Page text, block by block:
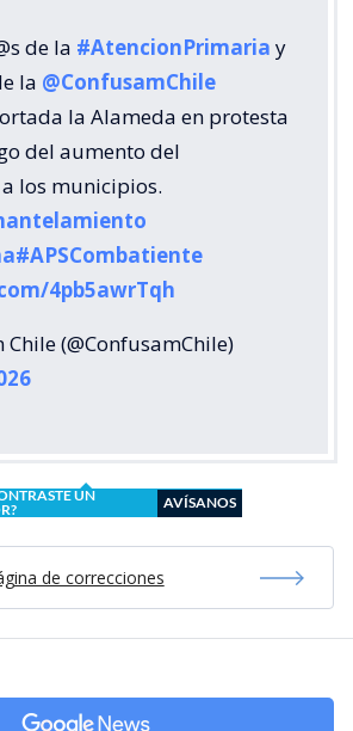
de la #AtencionPrimaria y
la @ConfusamChile
la Alameda en protesta
del aumento del
a los municipios.
#APSCombatiente
4pb5awrTqh
(@ConfusamChile)
UN
AVÍSANOS
de correcciones